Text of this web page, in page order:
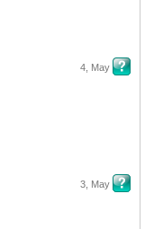
4, May
3, May